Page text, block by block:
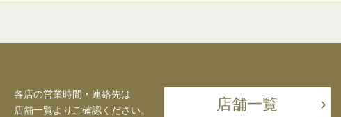
各店の営業時間・連絡先は
店舗一覧よりご確認ください。
店舗一覧